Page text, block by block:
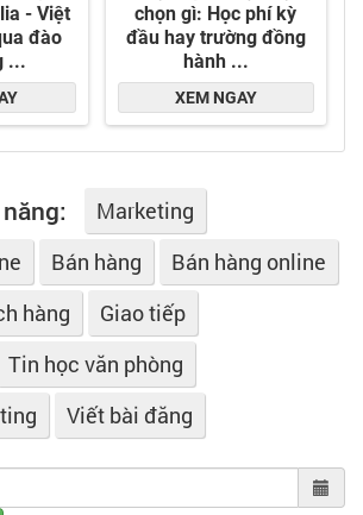
Marketing
Bán hàng
Bán hàng online
hàng
Giao tiếp
Tin học văn phòng
Viết bài đăng